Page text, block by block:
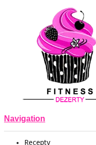
Navigation
Recepty